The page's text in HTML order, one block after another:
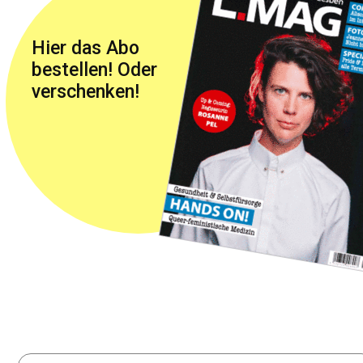
Hier das Abo
bestellen! Oder
verschenken!